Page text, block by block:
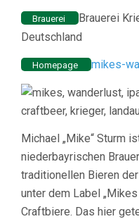
Brauerei
Brauerei
Deutschland
Homepage mikes-
Michael „Mike“ Sturm
niederbayrischen
traditionellen Bieren
unter dem Label
Craftbiere. Das hier